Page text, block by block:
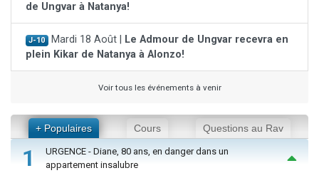
de Ungvar à Natanya!
J-10 Mardi 18 Août |
Le Admour de Ungvar recevra en
plein Kikar de Natanya à Alonzo!
Voir tous les événements à venir
+ Populaires Cours Questions au Rav
1
URGENCE - Diane, 80 ans, en danger dans un
appartement insalubre